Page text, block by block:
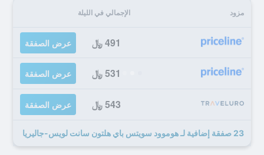
مزود الإجمالي في الليلة
491 ﷼ عرض الصفقة
531 ﷼ عرض الصفقة
543 ﷼ عرض الصفقة
23 صفقة إضافية لـ هوموود سويتس باي هلتون سانت لويس-جاليريا